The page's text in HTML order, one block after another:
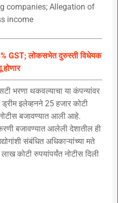
companies; Allegation of
income
GST; लोकसभेत दुरुस्ती विधेयक
भरणा थकवल्याचा या कंपन्यांवर
इलेव्हनने 25 हजार कोटी
बजावण्यात आली आहे.
बजावण्यात आलेली देशातील ही
संबंधित अधिकाऱ्यांच्या मते
कोटी रुपयांपर्यंत नोटीस दिली